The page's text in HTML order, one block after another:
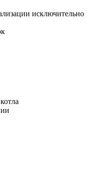
исключительно